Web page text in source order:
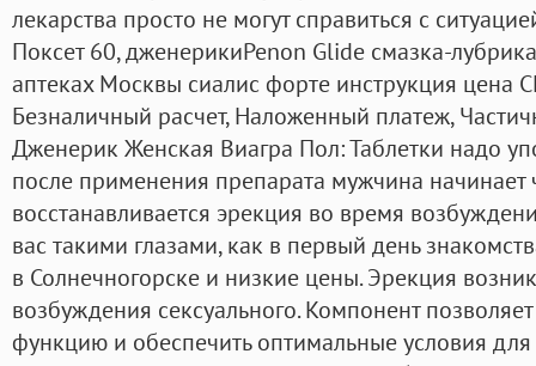
лекарства просто не могут справиться с
Поксет 60, дженерикиPenon Glide смазка-
аптеках Москвы сиалис форте инструкция цена
Безналичный расчет, Наложенный платеж,
Дженерик Женская Виагра Пол: Таблетки надо
после применения препарата мужчина начинает
восстанавливается эрекция во время
вас такими глазами, как в первый день
в Солнечногорске и низкие цены. Эрекция
возбуждения сексуального. Компонент
функцию и обеспечить оптимальные условия